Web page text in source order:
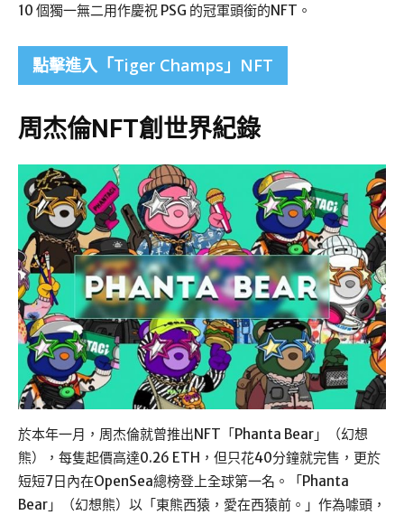
10 個獨一無二用作慶祝 PSG 的冠軍頭銜的NFT。
點擊進入「Tiger Champs」NFT
周杰倫NFT創世界紀錄
於本年一月，周杰倫就曾推出NFT「Phanta Bear」（幻想
熊），每隻起價高達0.26 ETH，但只花40分鐘就完售，更於
短短7日內在OpenSea總榜登上全球第一名。「Phanta
Bear」（幻想熊）以「東熊西猿，愛在西猿前。」作為噱頭，